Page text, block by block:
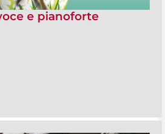
e pianoforte